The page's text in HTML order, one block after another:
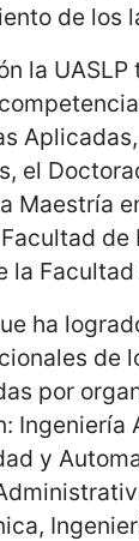
de los
la
el
Maestría
la
ha
de
por
Ingeniería
y